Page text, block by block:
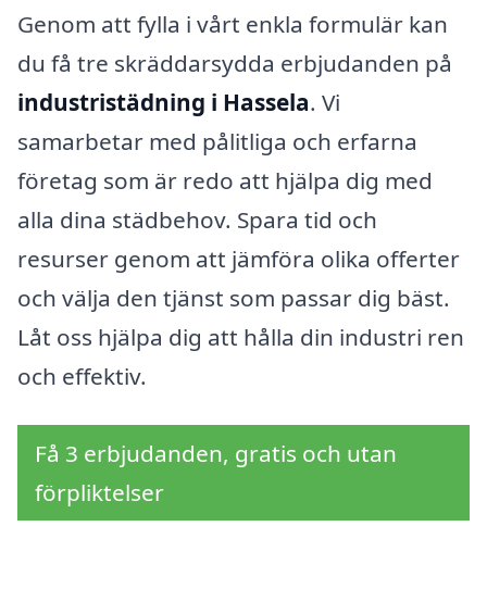
Genom att fylla i vårt enkla formulär kan
du få tre skräddarsydda erbjudanden på
industristädning i Hassela. Vi
samarbetar med pålitliga och erfarna
företag som är redo att hjälpa dig med
alla dina städbehov. Spara tid och
resurser genom att jämföra olika offerter
och välja den tjänst som passar dig bäst.
Låt oss hjälpa dig att hålla din industri ren
och effektiv.
Få 3 erbjudanden, gratis och utan
förpliktelser